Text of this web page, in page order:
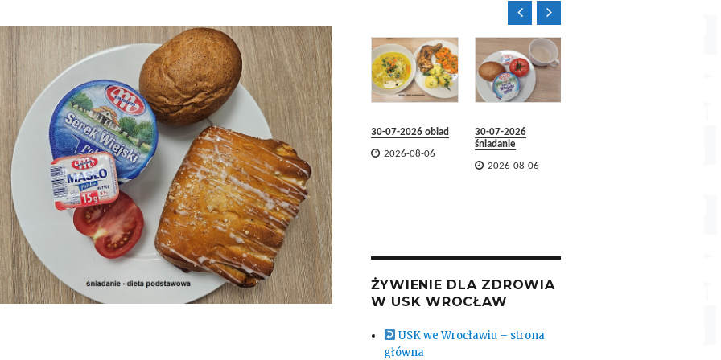

obiad
06
03-08-2026
śniadanie

2026-08-06
31-07-2026 obiad
2026-08-06
31-07-2026
śniadanie
 2026-08-06
30-07-2026 obiad
 2026-08-06
30-07-2026
śniadanie
 2026-08-06

ŻYWIENIE DLA ZDROWIA
W USK WROCŁAW
USK we Wrocławiu – strona
główna